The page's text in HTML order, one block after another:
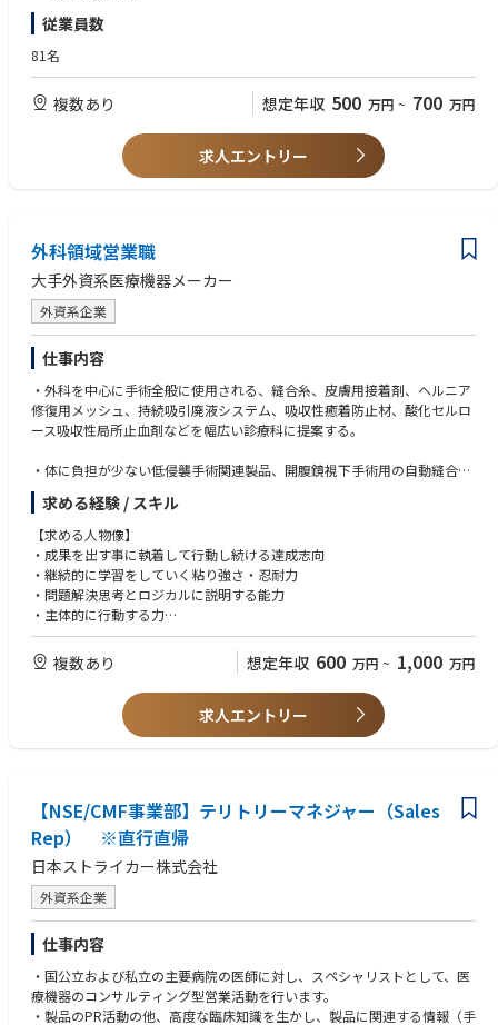
＊製品研修を受けた後、当該メーカーでの営業担当業務に従事し情報提供
活動を通じて派遣先製品の売り上げ拡大を図ります。
■勤務地固定・転勤なしが可能で、腰を据えて長期的に働くことが可能で
■ワークライフバランスを整えやすい環境◎：
■キャリアパス：
経験を積んだ後のキャリアパスとしましては、「別のプロジェクトに参加
して、幅広く経験値を高める」「プロジェクト配属先の企業に正社員とし
て入社し、キャリアアップ」等、さまざまなキャリアの選択肢が用意され
ています。
従業員数
81名
複数あり 想定年収 500 万円 ~ 700 万円
求人エントリー
外科領域営業職
大手外資系医療機器メーカー
外資系企業
仕事内容
・外科を中心に手術全般に使用される、縫合糸、皮膚用接着剤、ヘルニア
修復用メッシュ、持続吸引廃液システム、吸収性癒着防止材、酸化セルロ
ース吸収性局所止血剤などを幅広い診療科に提案する。
・体に負担が少ない低侵襲手術関連製品、開腹鏡視下手術用の自動縫合
器、自動吻合器、超音波メス等を提案することで手技の発展に貢献してい
く営業活動をする。
高度な技術と専門性を持ったプロ集団の一員として、成長し飛躍したいと
いう意欲のある方を募集。
求める経験 / スキル
【求める人物像】
・成果を出す事に執着して行動し続ける達成志向
・継続的に学習をしていく粘り強さ・忍耐力
・問題解決思考とロジカルに説明する能力
・主体的に行動する力
・顧客・チームメンバーとのコミュニケーション能力
・正しい事を正しく進められる、コンプライアンス順守
・初任地については相談可（ただし希望に添えない可能性もございます）
・将来的な転勤の可能性あり
複数あり 想定年収 600 万円 ~ 1,000 万円
求人エントリー
【NSE/CMF事業部】テリトリーマネジャー（Sales
Rep） ※直行直帰
日本ストライカー株式会社
外資系企業
仕事内容
・国公立および私立の主要病院の医師に対し、スペシャリストとして、医
療機器のコンサルティング型営業活動を行います。
・製品のPR活動の他、高度な臨床知識を生かし、製品に関連する情報（手